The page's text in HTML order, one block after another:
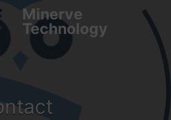
Minerve
Technology